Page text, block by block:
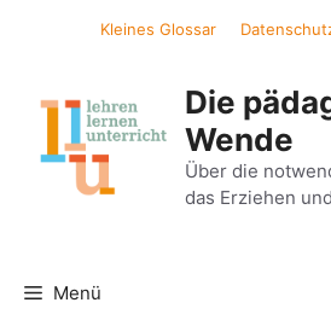
Kleines Glossar
Die
Wende
Über die
das Erziehen
Menü